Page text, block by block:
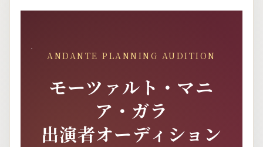
ANDANTE PLANNING AUDITION
モーツァルト・マニ
ア・ガラ
出演者オーディション